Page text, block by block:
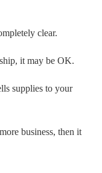
clear.
it may be OK.
supplies to your
business, then it